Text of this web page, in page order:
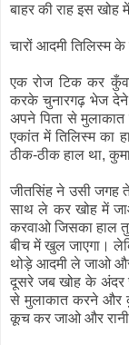
बाहर की राह इस खोह
चारों आदमी तिलिस्म
एक रोज टिक कर
करके चुनारगढ़ भेज
अपने पिता से
एकांत में तिलिस्म का
ठीक-ठीक हाल था,
जीतसिंह ने उसी जगह
साथ ले कर खोह में
करवाओ जिसका हाल
बीच में खुल जाएगा।
थोड़े आदमी ले जाओ और
दूसरे जब खोह के अंदर
से मुलाकात करने और
कूच कर जाओ और रानी